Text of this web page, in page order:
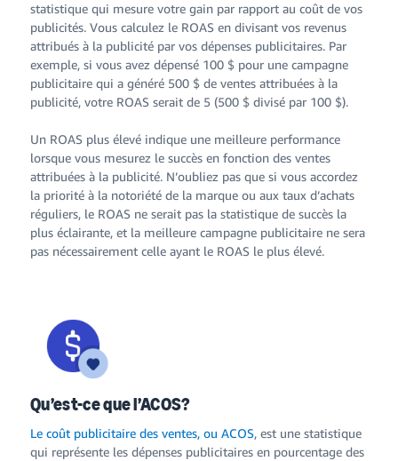
statistique qui mesure votre gain par rapport au coût de vos
publicités. Vous calculez le ROAS en divisant vos revenus
attribués à la publicité par vos dépenses publicitaires. Par
exemple, si vous avez dépensé 100 $ pour une campagne
publicitaire qui a généré 500 $ de ventes attribuées à la
publicité, votre ROAS serait de 5 (500 $ divisé par 100 $).
Un ROAS plus élevé indique une meilleure performance
lorsque vous mesurez le succès en fonction des ventes
attribuées à la publicité. N’oubliez pas que si vous accordez
la priorité à la notoriété de la marque ou aux taux d’achats
réguliers, le ROAS ne serait pas la statistique de succès la
plus éclairante, et la meilleure campagne publicitaire ne sera
pas nécessairement celle ayant le ROAS le plus élevé.
Qu’est-ce que l’ACOS?
Le coût publicitaire des ventes, ou ACOS, est une statistique
qui représente les dépenses publicitaires en pourcentage des